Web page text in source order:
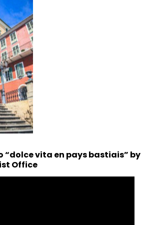
“dolce vita en pays bastiais” by
Office